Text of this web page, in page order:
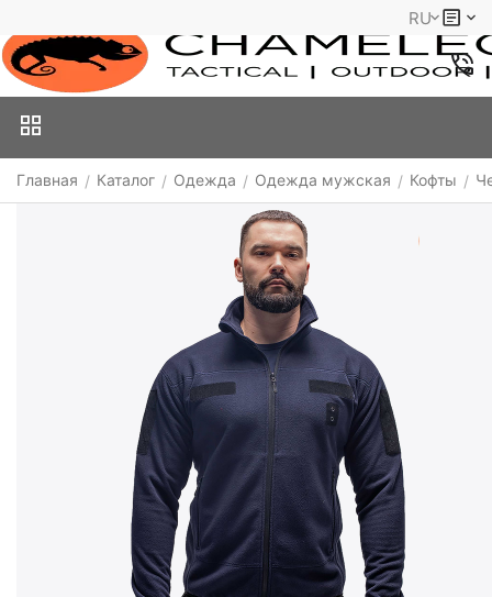
RU
Главная / Каталог / Одежда / Одежда мужская / Кофты /